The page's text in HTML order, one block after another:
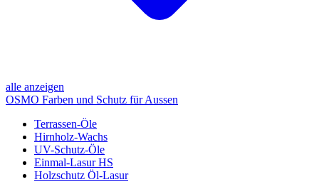
alle anzeigen
OSMO Farben und Schutz für Aussen
Terrassen-Öle
Hirnholz-Wachs
UV-Schutz-Öle
Einmal-Lasur HS
Holzschutz Öl-Lasur